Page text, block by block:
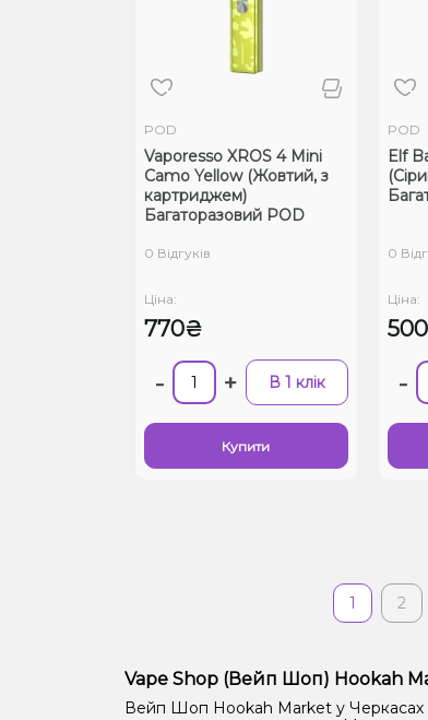
POD
Vaporesso XROS 4 Mini
Camo Yellow (Жовтий, з
картриджем)
Багаторазовий POD
0 Відгуків
Ціна:
770₴
- + В 1 клік
Купити
POD
Elf
0
Ціна:
-
1 2
Vape Shop (Вейп Шоп) Hookah
Вейп Шоп Hookah Market у Черкасах —